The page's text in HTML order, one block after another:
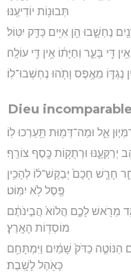
תְּבוּנ֖וֹת יוֹדִיעֶֽנּוּ׃
נֶחְשָׁ֑בוּ הֵ֥ן אִיִּ֖ים כַּדַּ֥ק יִטּֽוֹל׃
אֵ֥ין דֵּ֖י בָּעֵ֑ר וְחַיָּת֔וֹ אֵ֥ין דֵּ֖י עוֹלָֽה׃
נֶגְדּ֑וֹ מֵאֶ֥פֶס וָתֹ֖הוּ נֶחְשְׁבוּ־לֽוֹ׃
Dieu incomparable
אֵ֑ל וּמַה־דְּמ֖וּת תַּ֥עַרְכוּ לֽוֹ׃
וּרְתֻק֥וֹת כֶּ֖סֶף צוֹרֵֽף׃
חָרָ֤שׁ חָכָם֙ יְבַקֶּשׁ־ל֔וֹ לְהָכִ֥ין
פֶּ֖סֶל לֹ֥א יִמּֽוֹט׃
מֵרֹ֖אשׁ לָכֶ֑ם הֲלוֹא֙ הֲבִ֣ינֹתֶ֔ם
מוֹסְד֖וֹת הָאָֽרֶץ׃
הַנּוֹטֶ֤ה כַדֹּק֙ שָׁמַ֔יִם וַיִּמְתָּחֵ֥ם
כָּאֹ֖הֶל לָשָֽׁבֶת׃